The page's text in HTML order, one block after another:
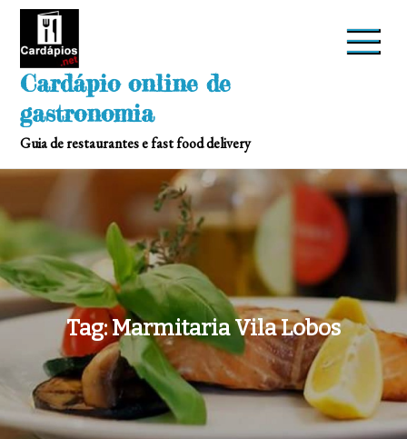
Skip
Cardápio online de
gastronomia
Guia de restaurantes e fast food delivery
Tag:Marmitaria Vila Lobos